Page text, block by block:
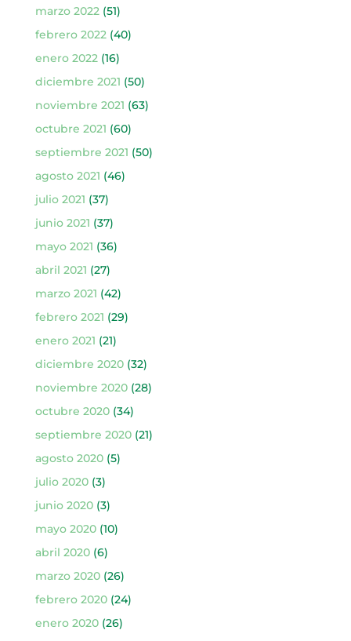
marzo 2022(51)
febrero 2022(40)
enero 2022(16)
diciembre 2021 (50)
noviembre 2021 (63)
octubre 2021 (60)
septiembre 2021 (50)
agosto 2021 (46)
julio 2021 (37)
junio 2021 (37)
mayo 2021 (36)
abril 2021 (27)
marzo 2021 (42)
febrero 2021 (29)
enero 2021 (21)
diciembre 2020(32)
noviembre 2020(28)
octubre 2020(34)
septiembre 2020(21)
agosto 2020(5)
julio 2020(3)
junio 2020(3)
mayo 2020(10)
abril 2020(6)
marzo 2020(26)
febrero 2020(24)
enero 2020(26)